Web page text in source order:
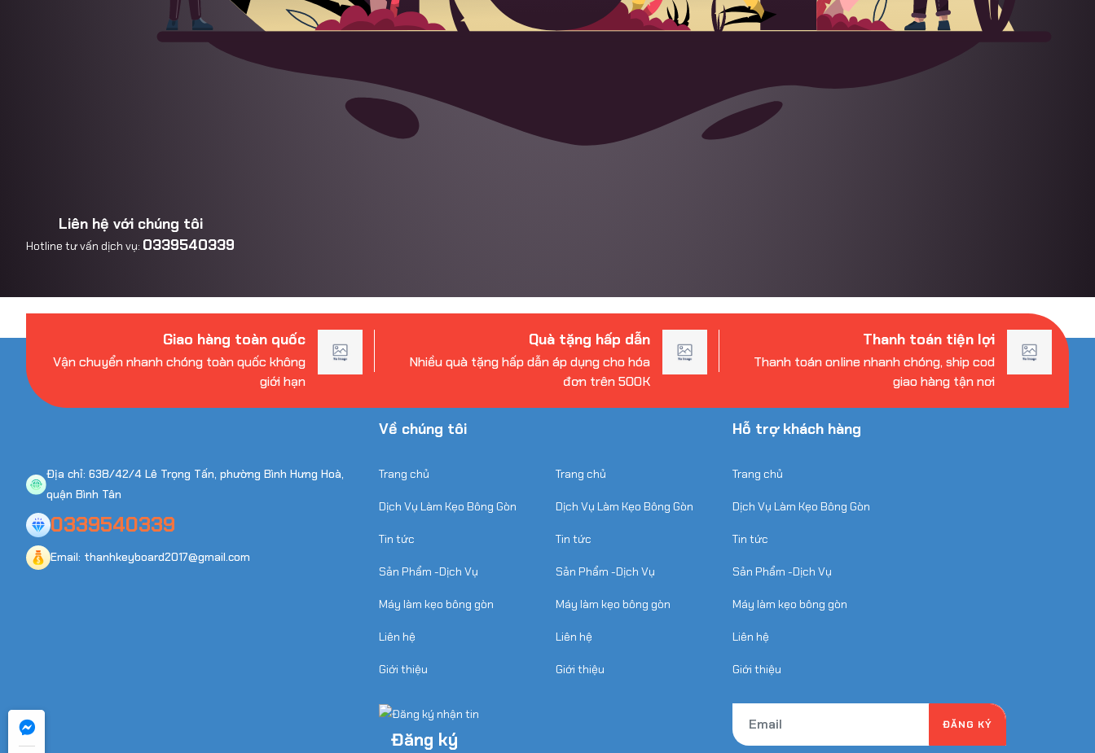
Liên hệ với chúng tôi
Hotline tư vấn dịch vụ: 0339540339
Giao hàng toàn quốc
Vận chuyển nhanh chóng toàn quốc không
giới hạn
Quà tặng hấp dẫn
Nhiều quà tặng hấp dẫn áp dụng cho hóa
đơn trên 500K
Thanh toán tiện lợi
Thanh toán online nhanh chóng, ship cod
giao hàng tận nơi
Địa chỉ: 638/42/4 Lê Trọng Tấn, phường Bình Hưng Hoà,
quận Bình Tân
0339540339
Email: thanhkeyboard2017@gmail.com
Về chúng tôi
Trang chủ
Dịch Vụ Làm Kẹo Bông Gòn
Tin tức
Sản Phẩm -Dịch Vụ
Máy làm kẹo bông gòn
Liên hệ
Giới thiệu
Trang chủ
Dịch Vụ Làm Kẹo Bông Gòn
Tin tức
Sản Phẩm -Dịch Vụ
Máy làm kẹo bông gòn
Liên hệ
Giới thiệu
Hỗ trợ khách hàng
Trang chủ
Dịch Vụ Làm Kẹo Bông Gòn
Tin tức
Sản Phẩm -Dịch Vụ
Máy làm kẹo bông gòn
Liên hệ
Giới thiệu
Đăng ký
ĐĂNG KÝ